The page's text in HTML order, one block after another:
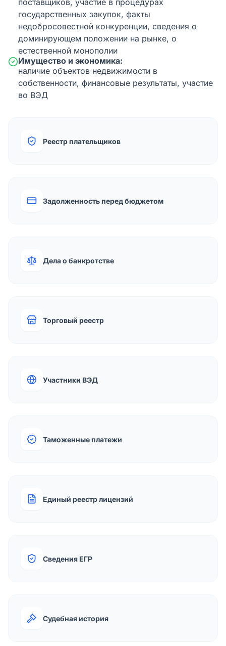
поставщиков, участие в процедурах
государственных закупок, факты
недобросовестной конкуренции, сведения о
доминирующем положении на рынке, о
естественной монополии
Имущество и экономика:
наличие объектов недвижимости в
собственности, финансовые результаты, участие
во ВЭД
Реестр плательщиков
Задолженность перед бюджетом
Дела о банкротстве
Торговый реестр
Участники ВЭД
Таможенные платежи
Единый реестр лицензий
Сведения ЕГР
Судебная история